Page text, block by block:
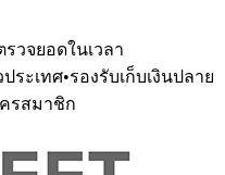
รวจยอดในเวลา
ระเทศ•รองรับเก็บเงินปลาย
รสมาชิก